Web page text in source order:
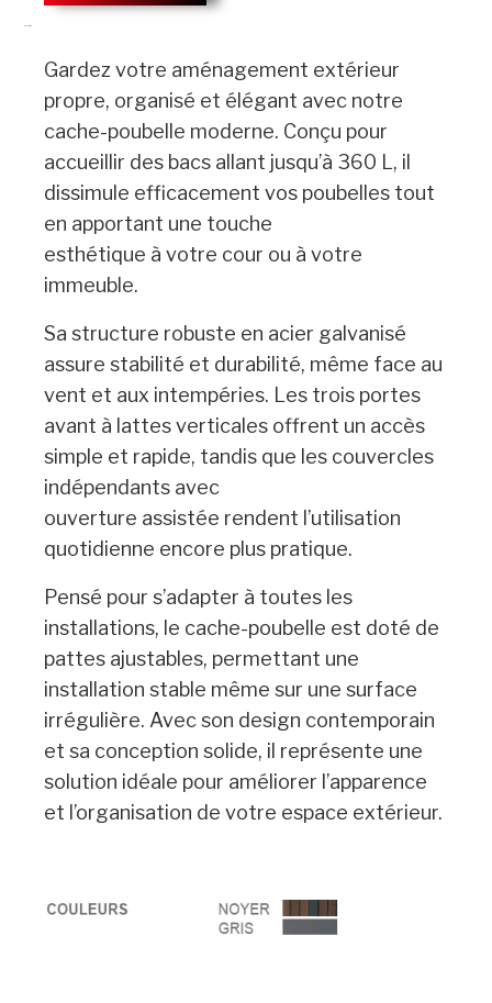
Gardez votre aménagement extérieur
propre, organisé et élégant avec notre
cache-poubelle moderne. Conçu pour
accueillir des bacs allant jusqu’à 360 L, il
dissimule efficacement vos poubelles tout
en apportant une touche
esthétique à votre cour ou à votre
immeuble.
Sa structure robuste en acier galvanisé
assure stabilité et durabilité, même face au
vent et aux intempéries. Les trois portes
avant à lattes verticales offrent un accès
simple et rapide, tandis que les couvercles
indépendants avec
ouverture assistée rendent l’utilisation
quotidienne encore plus pratique.
Pensé pour s’adapter à toutes les
installations, le cache-poubelle est doté de
pattes ajustables, permettant une
installation stable même sur une surface
irrégulière. Avec son design contemporain
et sa conception solide, il représente une
solution idéale pour améliorer l’apparence
et l’organisation de votre espace extérieur.